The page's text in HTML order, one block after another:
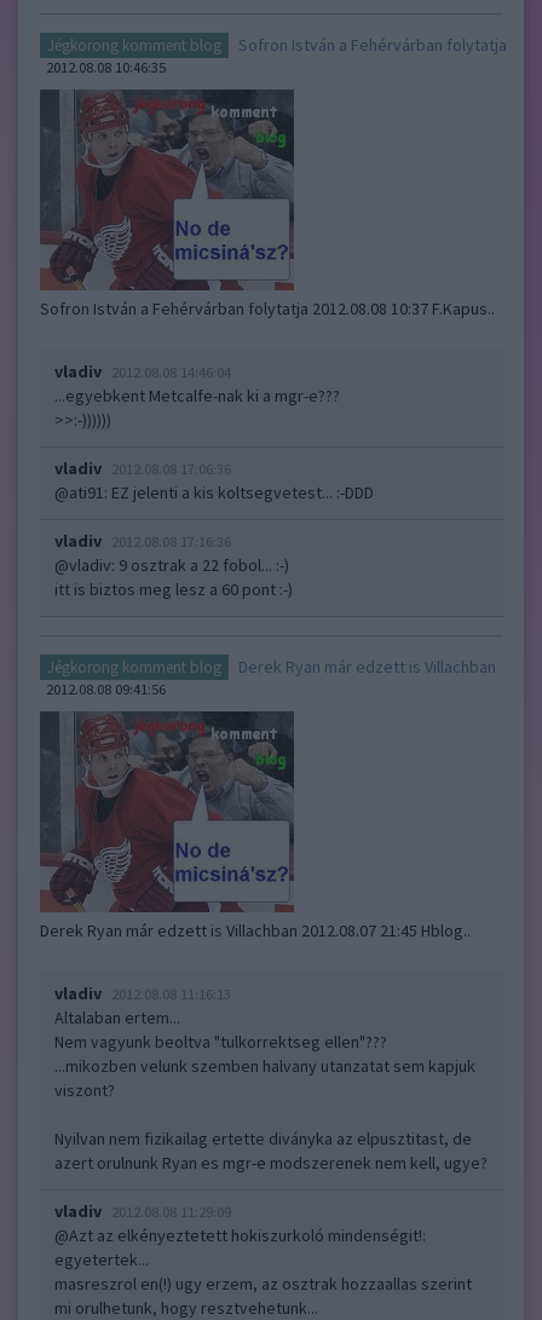
Jégkorong komment blog Sofron István a Fehérvárban folytatja
2012.08.08 10:46:35
Sofron István a Fehérvárban folytatja 2012.08.08 10:37 F.Kapus..
vladiv 2012.08.08 14:46:04
...egyebkent Metcalfe-nak ki a mgr-e???
>>:-))))))
vladiv 2012.08.08 17:06:36
@ati91: EZ jelenti a kis koltsegvetest... :-DDD
vladiv 2012.08.08 17:16:36
@vladiv: 9 osztrak a 22 fobol... :-)
itt is biztos meg lesz a 60 pont :-)
Jégkorong komment blog Derek Ryan már edzett is Villachban
2012.08.08 09:41:56
Derek Ryan már edzett is Villachban 2012.08.07 21:45 Hblog..
vladiv 2012.08.08 11:16:13
Altalaban ertem...
Nem vagyunk beoltva "tulkorrektseg ellen"???
...mikozben velunk szemben halvany utanzatat sem kapjuk
viszont?
Nyilvan nem fizikailag ertette diványka az elpusztitast, de
azert orulnunk Ryan es mgr-e modszerenek nem kell, ugye?
vladiv 2012.08.08 11:29:09
@Azt az elkényeztetett hokiszurkoló mindenségit!:
egyetertek...
masreszrol en(!) ugy erzem, az osztrak hozzaallas szerint
mi orulhetunk, hogy resztvehetunk...